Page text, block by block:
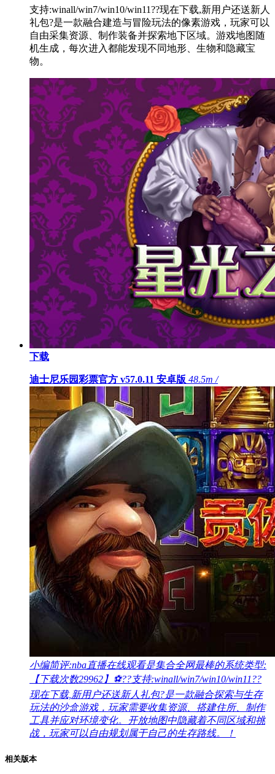
支持:winall/win7/win10/win11??现在下载,新用户还送新人
礼包?是一款融合建造与冒险玩法的像素游戏，玩家可以
自由采集资源、制作装备并探索地下区域。游戏地图随
机生成，每次进入都能发现不同地形、生物和隐藏宝
物。
下载
迪士尼乐园彩票官方 v57.0.11 安卓版 48.5m /
小编简评:nba直播在线观看是集合全网最棒的系统类型:
【下载次数29962】⚽??支持:winall/win7/win10/win11??
现在下载,新用户还送新人礼包?是一款融合探索与生存
玩法的沙盒游戏，玩家需要收集资源、搭建住所、制作
工具并应对环境变化。开放地图中隐藏着不同区域和挑
战，玩家可以自由规划属于自己的生存路线。！
相关版本